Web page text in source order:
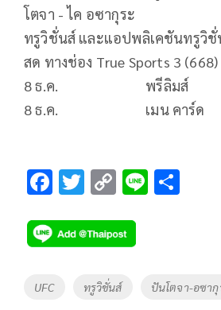
โตจา - ไค อซากุระ
ทรูวิชั่นส์ และแอปพลิเคชันทรูวิชั่
สด ทางช่อง True Sports 3 (668)
8 ธ.ค. พรีลิมส์
8 ธ.ค. เมน คาร์ด
F
e
b
o
T
tt
er
C
p
y
Li
Li
Tags
UFC ทรูวิชั่นส์ ปันโตจา-อซากุ